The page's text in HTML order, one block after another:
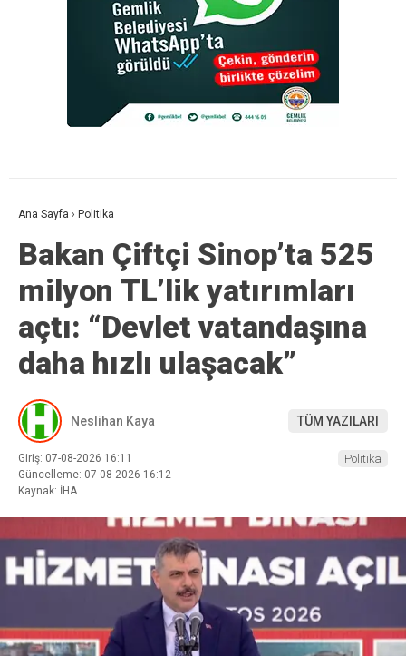
Ana Sayfa › Politika
Bakan Çiftçi Sinop’ta 525
milyon TL’lik yatırımları
açtı: “Devlet vatandaşına
daha hızlı ulaşacak”
Neslihan Kaya TÜM YAZILARI
Giriş: 07-08-2026 16:11
Güncelleme: 07-08-2026 16:12
Kaynak: İHA
Politika